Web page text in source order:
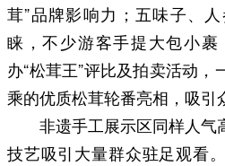
茸”品牌影响力；五味子、
睐，不少游客手提大包小
办“松茸王”评比及拍卖活动
乘的优质松茸轮番亮相，吸引
非遗手工展示区同样人
技艺吸引大量群众驻足观看